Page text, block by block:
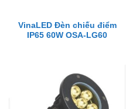
VinaLED Đèn chiếu điểm
IP65 60W OSA-LG60